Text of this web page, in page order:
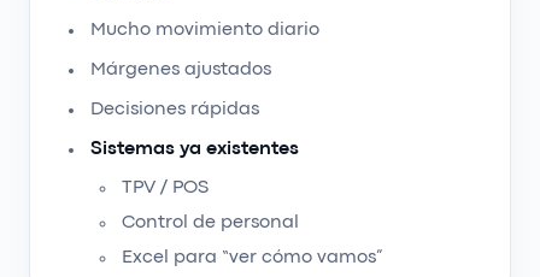
Mucho movimiento diario
Márgenes ajustados
Decisiones rápidas
Sistemas ya existentes
TPV / POS
Control de personal
Excel para “ver cómo vamos”